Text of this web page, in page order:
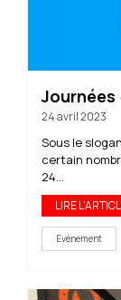
Journées
24 avril 2023
Sous le
certain
24...
LIRE
Evénement